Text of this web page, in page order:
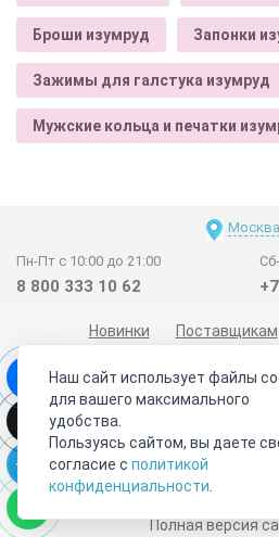
Броши изумруд Запонки
Зажимы для галстука изумруд
Мужские кольца и печатки
Москва
Пн-Пт с 10:00 до 21:00
8 800 333 10 62
Новинки Поставщикам
Отзывы покупателей
Обратная связь
Max
2011 - 2026
Полная версия
Наш сайт использует файлы
для вашего максимального
удобства.
Пользуясь сайтом, вы даете
согласие с политикой
конфиденциальности